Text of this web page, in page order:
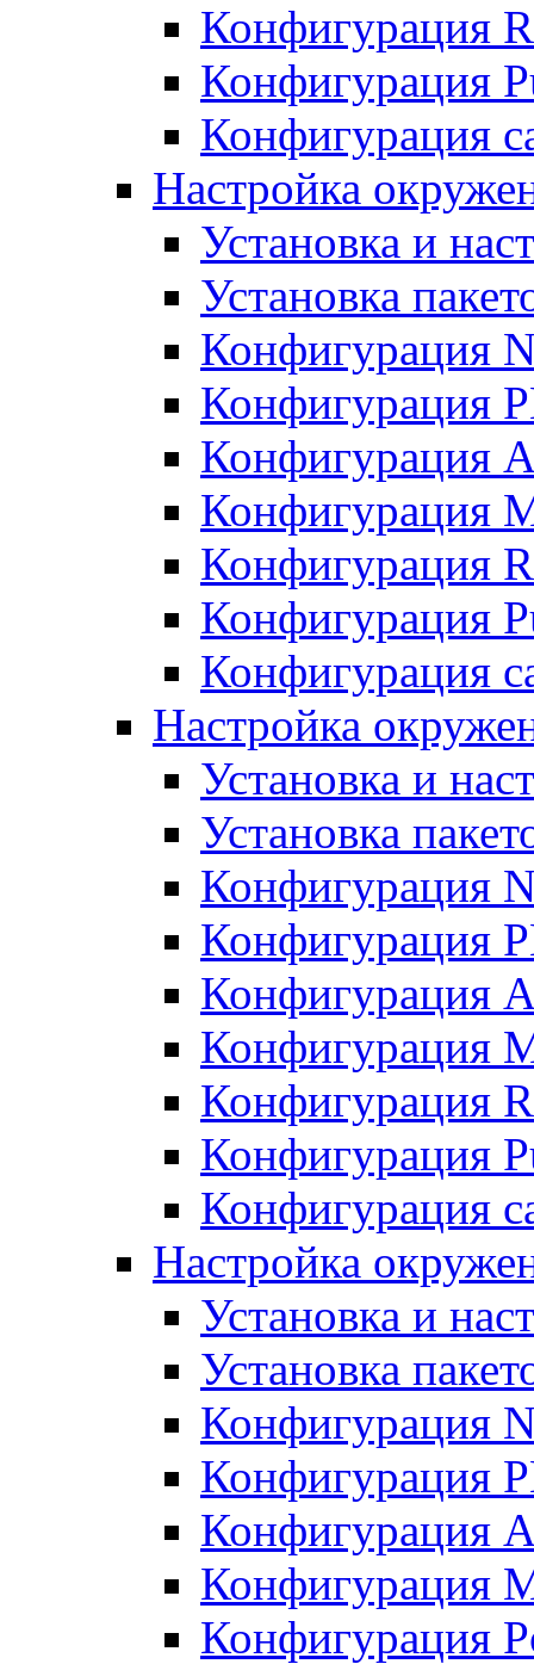
Конфигурация
Конфигурация
Конфигурация
Настройка
Установка и
Установка
Конфигурация
Конфигурация
Конфигурация
Конфигурация
Конфигурация
Конфигурация
Конфигурация
Настройка
Установка и
Установка
Конфигурация
Конфигурация
Конфигурация
Конфигурация
Конфигурация
Конфигурация
Конфигурация
Настройка
Установка и
Установка
Конфигурация
Конфигурация
Конфигурация
Конфигурация
Конфигурация